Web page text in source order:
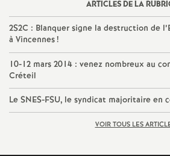
ARTICLES DE LA
2S2C : Blanquer signe la destruction de
à Vincennes!
10-12 mars 2014 : venez nombreux au
Créteil
Le SNES-FSU, le syndicat majoritaire en
VOIR TOUS LES